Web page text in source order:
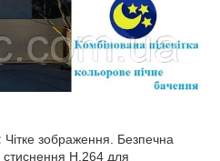
Чітке зображення. Безпечна
H.264 для